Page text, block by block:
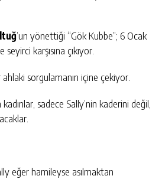
’un yönettiği “Gök Kubbe”; 6 Ocak
karşısına çıkıyor.
sorgulamanın içine çekiyor.
sadece Sally’nin kaderini değil,
eğer hamileyse asılmaktan